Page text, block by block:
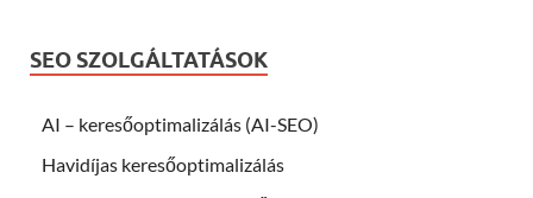
SEO SZOLGÁLTATÁSOK
AI – keresőoptimalizálás (AI-SEO)
Havidíjas keresőoptimalizálás